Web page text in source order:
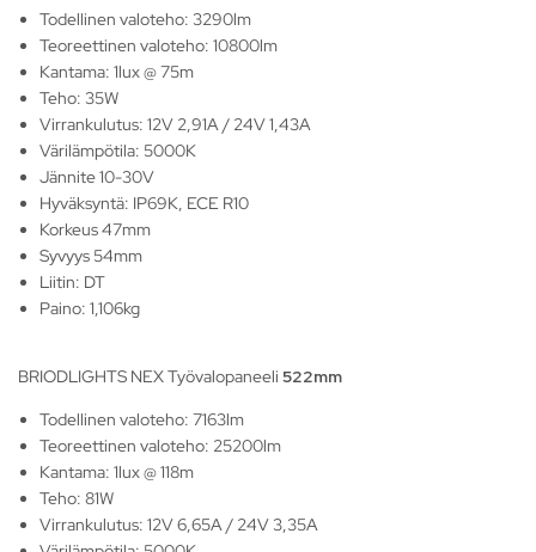
Todellinen valoteho: 3290lm
Teoreettinen valoteho: 10800lm
Kantama: 1lux @ 75m
Teho: 35W
Virrankulutus: 12V 2,91A / 24V 1,43A
Värilämpötila: 5000K
Jännite 10-30V
Hyväksyntä: IP69K, ECE R10
Korkeus 47mm
Syvyys 54mm
Liitin: DT
Paino: 1,106kg
BRIODLIGHTS NEX Työvalopaneeli 522mm
Todellinen valoteho: 7163lm
Teoreettinen valoteho: 25200lm
Kantama: 1lux @ 118m
Teho: 81W
Virrankulutus: 12V 6,65A / 24V 3,35A